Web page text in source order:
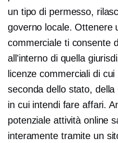
un tipo di permesso,
governo locale. Ottenere
commerciale ti consente
all'interno di quella
licenze commerciali di
seconda dello stato,
in cui intendi fare affari.
potenziale attività online
interamente tramite un